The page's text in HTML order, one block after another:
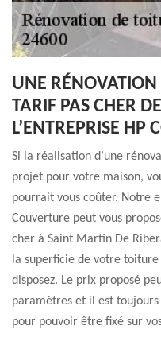
UNE
TARIF PAS CHER
L’ENTREPRISE HP
Si la réalisation d’une
projet pour votre maison,
pourrait vous coûter. Notre
Couverture peut vous
cher à Saint Martin De
la superficie de votre
disposez. Le prix proposé
paramètres et il est
pour pouvoir être fixé sur